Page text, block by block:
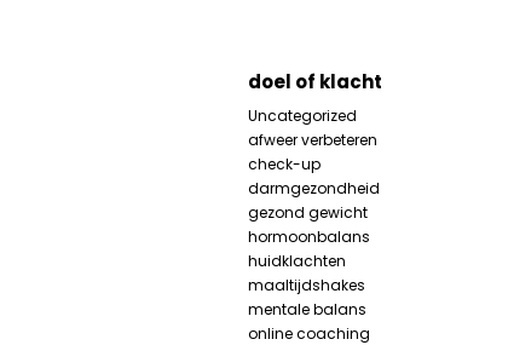
doel of klacht
Uncategorized
afweer verbeteren
check-up
darmgezondheid
gezond gewicht
hormoonbalans
huidklachten
maaltijdshakes
mentale balans
online coaching